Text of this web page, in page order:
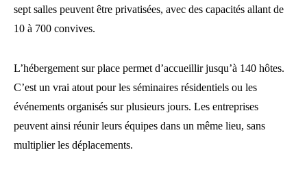
sept salles peuvent être privatisées, avec des capacités allant de
10 à 700 convives.
L’hébergement sur place permet d’accueillir jusqu’à 140 hôtes.
C’est un vrai atout pour les séminaires résidentiels ou les
événements organisés sur plusieurs jours. Les entreprises
peuvent ainsi réunir leurs équipes dans un même lieu, sans
multiplier les déplacements.